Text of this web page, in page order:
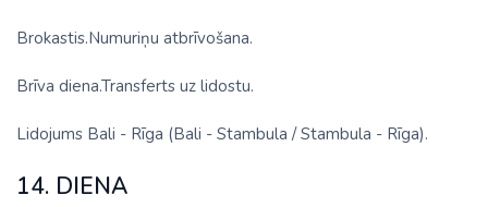
Brokastis.Numuriņu atbrīvošana.
Brīva diena.Transferts uz lidostu.
Lidojums Bali - Rīga (Bali - Stambula / Stambula - Rīga).
14. DIENA